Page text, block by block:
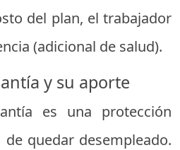
del plan, el trabajador
(adicional de salud).
y su aporte
es una protección
quedar desempleado.